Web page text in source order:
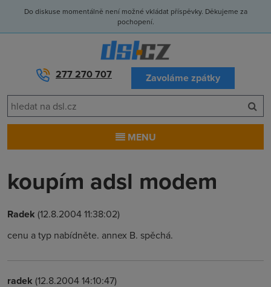
Do diskuse momentálně není možné vkládat příspěvky. Děkujeme za
pochopení.
277 270 707 Zavoláme zpátky
MENU
koupím adsl modem
Radek (12.8.2004 11:38:02)
cenu a typ nabídněte. annex B. spěchá.
radek (12.8.2004 14:10:47)